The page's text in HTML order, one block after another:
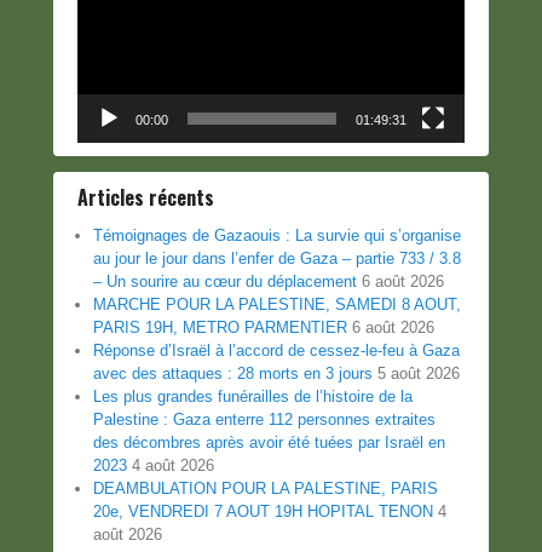
00:00 01:49:31
Articles récents
Témoignages de Gazaouis : La survie qui s’organise
au jour le jour dans l’enfer de Gaza – partie 733 / 3.8
– Un sourire au cœur du déplacement 6 août 2026
MARCHE POUR LA PALESTINE, SAMEDI 8 AOUT,
PARIS 19H, METRO PARMENTIER 6 août 2026
Réponse d’Israël à l’accord de cessez-le-feu à Gaza
avec des attaques : 28 morts en 3 jours 5 août 2026
Les plus grandes funérailles de l’histoire de la
Palestine : Gaza enterre 112 personnes extraites
des décombres après avoir été tuées par Israël en
2023 4 août 2026
DEAMBULATION POUR LA PALESTINE, PARIS
20e, VENDREDI 7 AOUT 19H HOPITAL TENON 4
août 2026